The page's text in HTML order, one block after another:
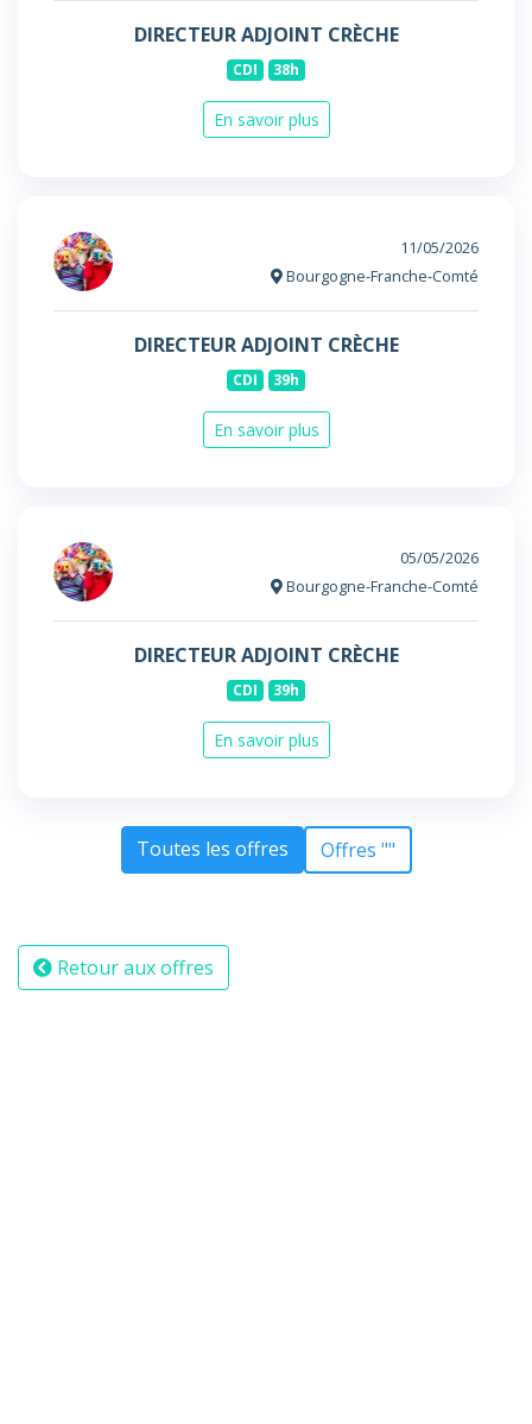
DIRECTEUR ADJOINT CRÈCHE
CDI 38h
En savoir plus
11/05/2026
Bourgogne-Franche-Comté
DIRECTEUR ADJOINT CRÈCHE
CDI 39h
En savoir plus
05/05/2026
Bourgogne-Franche-Comté
DIRECTEUR ADJOINT CRÈCHE
CDI 39h
En savoir plus
Toutes les offres Offres ""
Retour aux offres